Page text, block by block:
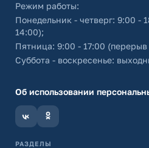
Режим работы:
Понедельник - четверг: 9:00 -
14:00);
Пятница: 9:00 - 17:00
Суббота - воскресенье:
Об использовании
РАЗДЕЛЫ